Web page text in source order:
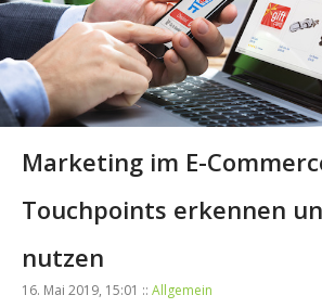
Marketing im E-
Touchpoints erkennen
nutzen
16. Mai 2019, 15:01 :: Allgemein